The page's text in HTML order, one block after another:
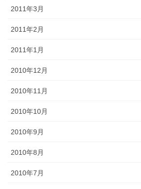
2011年3月
2011年2月
2011年1月
2010年12月
2010年11月
2010年10月
2010年9月
2010年8月
2010年7月